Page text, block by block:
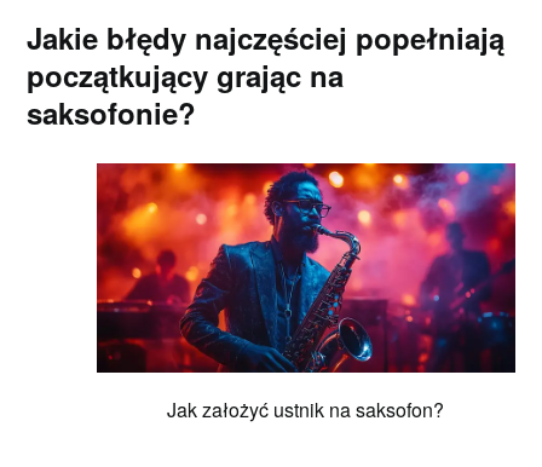
Jakie błędy najczęściej popełniają
początkujący grając na
saksofonie?
Jak założyć ustnik na saksofon?